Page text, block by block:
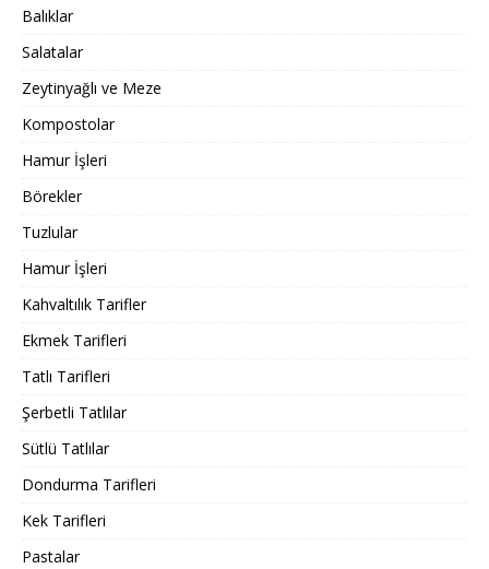
Balıklar
Salatalar
Zeytinyağlı ve Meze
Kompostolar
Hamur İşleri
Börekler
Tuzlular
Hamur İşleri
Kahvaltılık Tarifler
Ekmek Tarifleri
Tatlı Tarifleri
Şerbetli Tatlılar
Sütlü Tatlılar
Dondurma Tarifleri
Kek Tarifleri
Pastalar